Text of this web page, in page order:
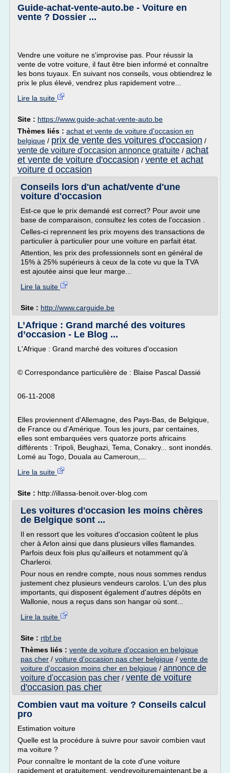
Guide-achat-vente-auto.be - Voiture en
vente ? Dossier ...
Vendre une voiture ne s'improvise pas. Pour réussir la
vente de votre voiture, il faut être bien informé et connaître
les bons tuyaux. En suivant nos conseils, vous obtiendrez le
prix le plus élevé, vendrez plus rapidement votre...
Lire la suite
Site : https://www.guide-achat-vente-auto.be
Thèmes liés : achat et vente de voiture d'occasion en
belgique / prix de vente des voitures d'occasion /
vente de voiture d'occasion annonce gratuite / achat
et vente de voiture d'occasion / vente et achat
voiture d occasion
Conseils lors d'un achat/vente d'une
voiture d'occasion
Est-ce que le prix demandé est correct? Pour avoir une
base de comparaison, consultez les cotes de l'occasion .
Celles-ci reprennent les prix moyens des transactions de
particulier à particulier pour une voiture en parfait état.
Attention, les prix des professionnels sont en général de
15% à 25% supérieurs à ceux de la cote vu que la TVA
est ajoutée ainsi que leur marge...
Lire la suite
Site : http://www.carguide.be
L’Afrique : Grand marché des voitures
d’occasion - Le Blog ...
L'Afrique : Grand marché des voitures d'occasion
© Correspondance particulière de : Blaise Pascal Dassié
06-11-2008
Elles proviennent d'Allemagne, des Pays-Bas, de Belgique,
de France ou d'Amérique. Tous les jours, par centaines,
elles sont embarquées vers quatorze ports africains
différents : Tripoli, Beughazi, Tema, Conakry... sont inondés.
Lomé au Togo, Douala au Cameroun,...
Lire la suite
Site : http://illassa-benoit.over-blog.com
Les voitures d'occasion les moins chères
de Belgique sont ...
Il en ressort que les voitures d'occasion coûtent le plus
cher à Arlon ainsi que dans plusieurs villes flamandes.
Parfois deux fois plus qu'ailleurs et notamment qu'à
Charleroi.
Pour nous en rendre compte, nous nous sommes rendus
justement chez plusieurs vendeurs carolos. L'un des plus
importants, qui disposent également d'autres dépôts en
Wallonie, nous a reçus dans son hangar où sont...
Lire la suite
Site : rtbf.be
Thèmes liés : vente de voiture d'occasion en belgique
pas cher / voiture d'occasion pas cher belgique / vente de
voiture d'occasion moins cher en belgique / annonce de
voiture d'occasion pas cher / vente de voiture
d'occasion pas cher
Combien vaut ma voiture ? Conseils calcul
pro
Estimation voiture
Quelle est la procédure à suivre pour savoir combien vaut
ma voiture ?
Pour connaître le montant de la cote d'une voiture
rapidement et gratuitement, vendrevoituremaintenant.be a